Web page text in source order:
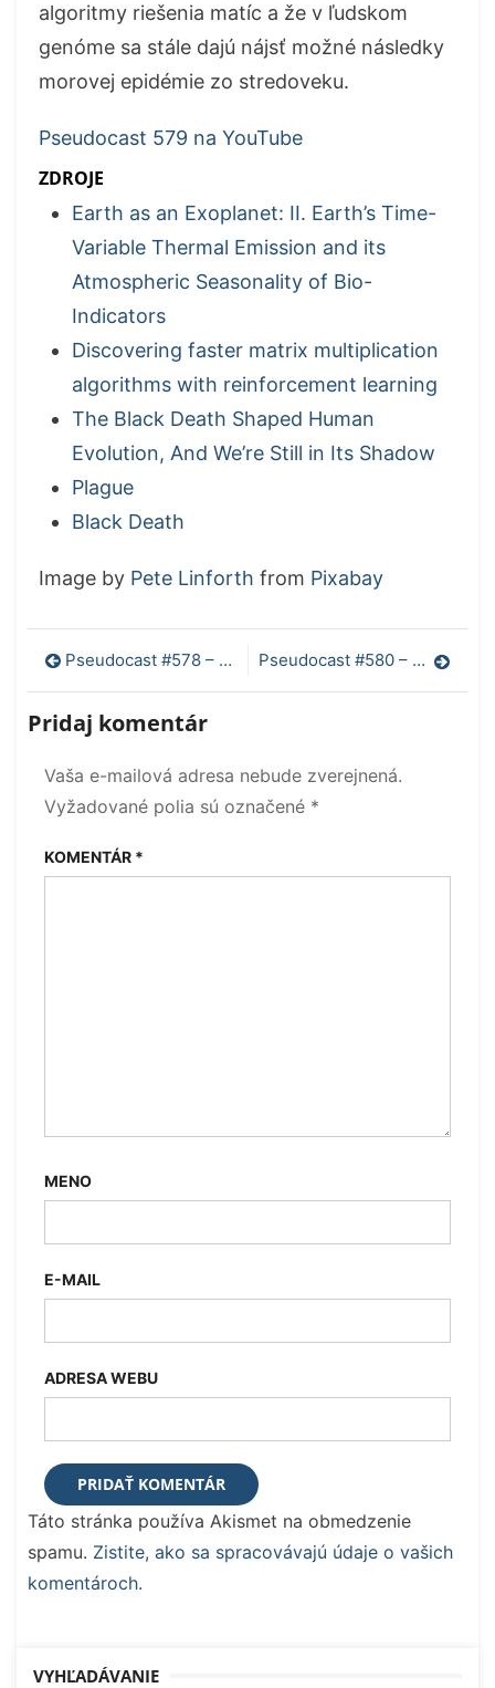
algoritmy riešenia matíc a že v ľudskom
genóme sa stále dajú nájsť možné následky
morovej epidémie zo stredoveku.
Pseudocast 579 na YouTube
ZDROJE
Earth as an Exoplanet: II. Earth’s Time-
Variable Thermal Emission and its
Atmospheric Seasonality of Bio-
Indicators
Discovering faster matrix multiplication
algorithms with reinforcement learning
The Black Death Shaped Human
Evolution, And We’re Still in Its Shadow
Plague
Black Death
Image by Pete Linforth from Pixabay
Navigácia
v
článku
Pseudocast #578 – DART, Nobelova cena za chémiu, Fakt a fikcia, dopad Covidu na psychické rysy Pseudocast #580 – Alex Jones, vírusy v ľade, sedavý život a demencia
Pridaj komentár
Vaša e-mailová adresa nebude zverejnená.
Vyžadované polia sú označené *
KOMENTÁR *
MENO
E-MAIL
ADRESA WEBU
Táto stránka používa Akismet na obmedzenie
spamu. Zistite, ako sa spracovávajú údaje o vašich
komentároch.
VYHĽADÁVANIE